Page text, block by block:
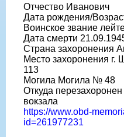
Отчество Иванович
Дата рождения/
Воинское звание
Дата смерти
Страна захоронения
Место захоронения г.
113
Могила Могила № 48
Откуда
вокзала
https://www.obd-
id=261977231